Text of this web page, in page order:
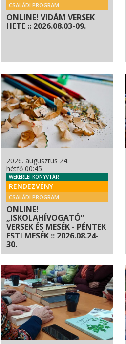
CSALÁDI PROGRAM
ONLINE! VIDÁM VERSEK
HETE :: 2026.08.03-09.
2026. augusztus 24.
hétfő 00:45
WEKERLEI KÖNYVTÁR
RENDEZVÉNY
CSALÁDI PROGRAM
ONLINE!
„ISKOLAHÍVOGATÓ”
VERSEK ÉS MESÉK - PÉNTEK
ESTI MESÉK :: 2026.08.24-
30.